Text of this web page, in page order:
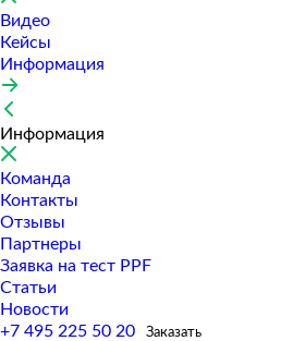
Видео
Кейсы
Информация
Информация
Команда
Контакты
Отзывы
Партнеры
Заявка на тест PPF
Статьи
Новости
+7 495 225 50 20
Заказать